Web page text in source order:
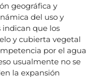
geográfica y
del uso y
indican que los
y cubierta vegetal
por el agua
usualmente no se
la expansión